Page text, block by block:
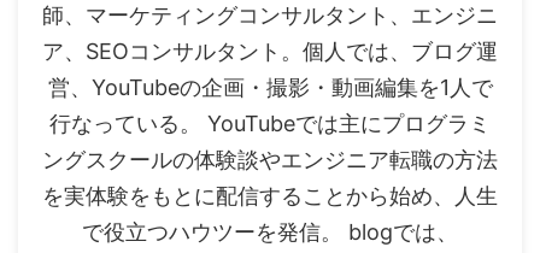
師、マーケティングコンサルタント、エンジニ
ア、SEOコンサルタント。個人では、ブログ運
営、YouTubeの企画・撮影・動画編集を1人で
行なっている。 YouTubeでは主にプログラミ
ングスクールの体験談やエンジニア転職の方法
を実体験をもとに配信することから始め、人生
で役立つハウツーを発信。 blogでは、